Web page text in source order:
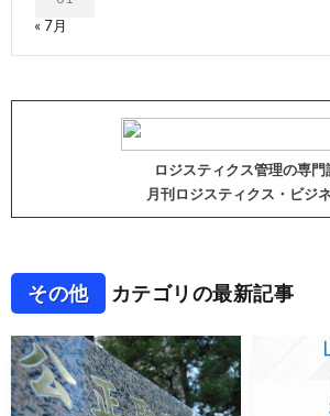
« 7月
ロジスティクス管理の専門
月刊ロジスティクス・ビジ
その他 カテゴリの最新記事